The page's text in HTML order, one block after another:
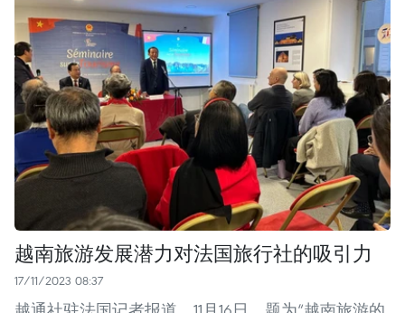
越南旅游发展潜力对法国旅行社的吸引力
17/11/2023 08:37